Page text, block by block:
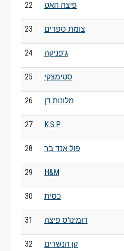
22 פיצה האט
23 צומת ספרים
24 ג'פניקה
25 סטימצקי
26 מלונות דן
27 K.S.P
28 פול אנד בר
29 H&M
30 כסית
31 דומינו'ס פיצה
32 קן הנשרים